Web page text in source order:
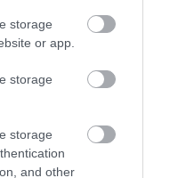
storage
or app.
storage
storage
and other